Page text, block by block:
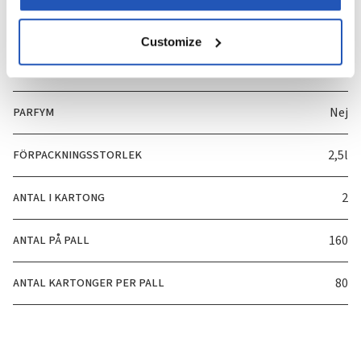
Customize
Specifikation
ART. NUMMER 3485
PARFYM Nej
FÖRPACKNINGSSTORLEK 2,5l
ANTAL I KARTONG 2
ANTAL PÅ PALL 160
ANTAL KARTONGER PER PALL 80